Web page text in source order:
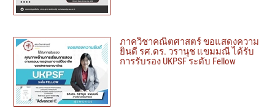
ภาควิชาคณิตศาสตร์ ขอแสดงความ
ยินดี รศ.ดร. วรานุช แขมมณี ได้รับ
การรับรอง UKPSF ระดับ Fellow